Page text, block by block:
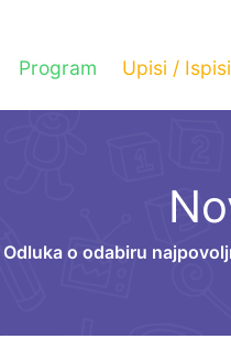
Program Upisi / Ispisi
Odluka o odabiru